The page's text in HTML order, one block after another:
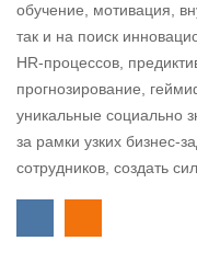
обучение, мотивация,
так и на поиск
HR‑процессов,
прогнозирование,
уникальные социально
за рамки узких
сотрудников, создать